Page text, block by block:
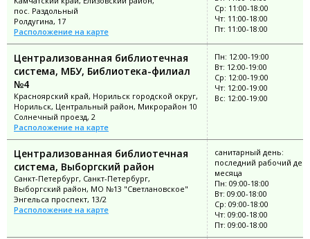
пос. Раздольный
Ролдугина, 17
Расположение на карте
Ср: 11:00-18:00
Чт: 11:00-18:00
Пт: 11:00-18:00
Централизованная библиотечная
система, МБУ, Библиотека-филиал
№4
Красноярский край, Норильск городской округ,
Норильск, Центральный район, Микрорайон 10
Солнечный проезд, 2
Расположение на карте
Пн: 12:00-19:00
Вт: 12:00-19:00
Ср: 12:00-19:00
Чт: 12:00-19:00
Вс: 12:00-19:00
Централизованная библиотечная
система, Выборгский район
Санкт-Петербург, Санкт-Петербург,
Выборгский район, МО №13 "Светлановское"
Энгельса проспект, 13/2
Расположение на карте
санитарный день:
последний рабочий
месяца
Пн: 09:00-18:00
Вт: 09:00-18:00
Ср: 09:00-18:00
Чт: 09:00-18:00
Пт: 09:00-18:00